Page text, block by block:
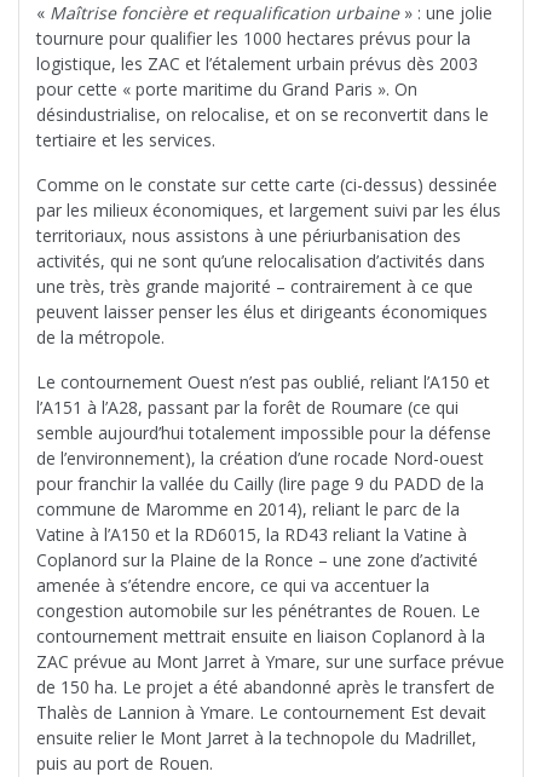
« Maîtrise foncière et requalification urbaine» : une jolie
tournure pour qualifier les 1000 hectares prévus pour la
logistique, les ZAC et l’étalement urbain prévus dès 2003
pour cette « porte maritime du Grand Paris ». On
désindustrialise, on relocalise, et on se reconvertit dans le
tertiaire et les services.
Comme on le constate sur cette carte (ci-dessus) dessinée
par les milieux économiques, et largement suivi par les élus
territoriaux, nous assistons à une périurbanisation des
activités, qui ne sont qu’une relocalisation d’activités dans
une très, très grande majorité – contrairement à ce que
peuvent laisser penser les élus et dirigeants économiques
de la métropole.
Le contournement Ouest n’est pas oublié, reliant l’A150 et
l’A151 à l’A28, passant par la forêt de Roumare (ce qui
semble aujourd’hui totalement impossible pour la défense
de l’environnement), la création d’une rocade Nord-ouest
pour franchir la vallée du Cailly (lire page 9 du PADD de la
commune de Maromme en 2014), reliant le parc de la
Vatine à l’A150 et la RD6015, la RD43 reliant la Vatine à
Coplanord sur la Plaine de la Ronce – une zone d’activité
amenée à s’étendre encore, ce qui va accentuer la
congestion automobile sur les pénétrantes de Rouen. Le
contournement mettrait ensuite en liaison Coplanord à la
ZAC prévue au Mont Jarret à Ymare, sur une surface prévue
de 150 ha. Le projet a été abandonné après le transfert de
Thalès de Lannion à Ymare. Le contournement Est devait
ensuite relier le Mont Jarret à la technopole du Madrillet,
puis au port de Rouen.